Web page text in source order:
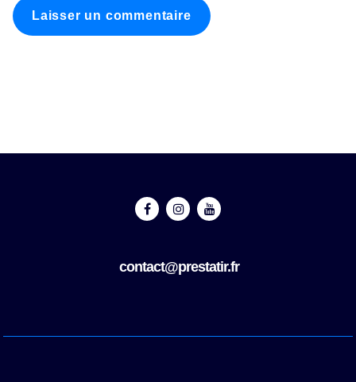
contact@prestatir.fr